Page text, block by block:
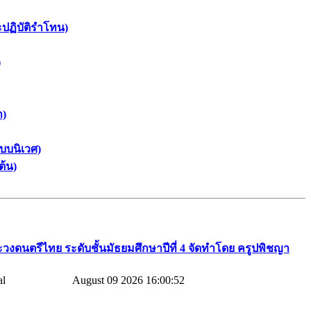
ฏิบัติรำโทน)
)
บนิเวศ)
น)
วงดนตรีไทย​ ระดับชั้นมัธยมศึกษาปีที่​ 4​ จัดทำโดย​ ครูปพิชญา​
August 09 2026 16:00:52